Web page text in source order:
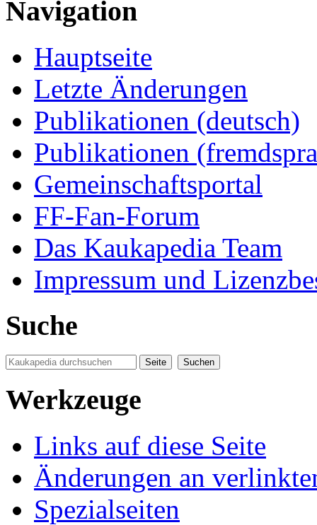
Navigation
Hauptseite
Letzte Änderungen
Publikationen (deutsch)
Publikationen
Gemeinschaftsportal
FF-Fan-Forum
Das Kaukapedia Team
Impressum und
Suche
Werkzeuge
Links auf diese Seite
Änderungen an
Spezialseiten